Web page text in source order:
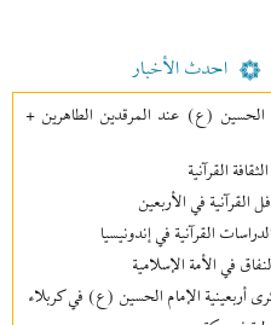
احدث الأخبار
الحسين (ع) عند المرقدين الطاهرين +
القرآنية
القرآنية في الأربعين
القرآنية في إندونيسيا
في الأمة الإسلامية
أربعينية الإمام الحسين (ع) في كربلاء